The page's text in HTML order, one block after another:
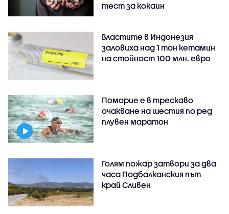
тест за кокаин
Властите в Индонезия
заловиха над 1 тон кетамин
на стойност 100 млн. евро
Поморие е в трескаво
очакване на шестия по ред
плувен маратон
Голям пожар затвори за два
часа Подбалканския път
край Сливен